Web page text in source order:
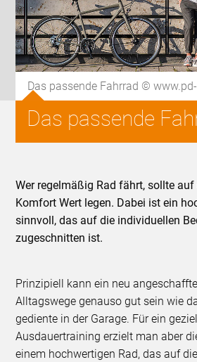
Das passende Fahrrad ©
Das passende
Wer regelmäßig Rad fährt, sollte auf
Komfort Wert legen. Dabei ist ein
sinnvoll, das auf die individuellen
zugeschnitten ist.
Prinzipiell kann ein neu
Alltagswege genauso gut sein wie
gediente in der Garage. Für ein
Ausdauertraining erzielt man aber
einem hochwertigen Rad, das auf